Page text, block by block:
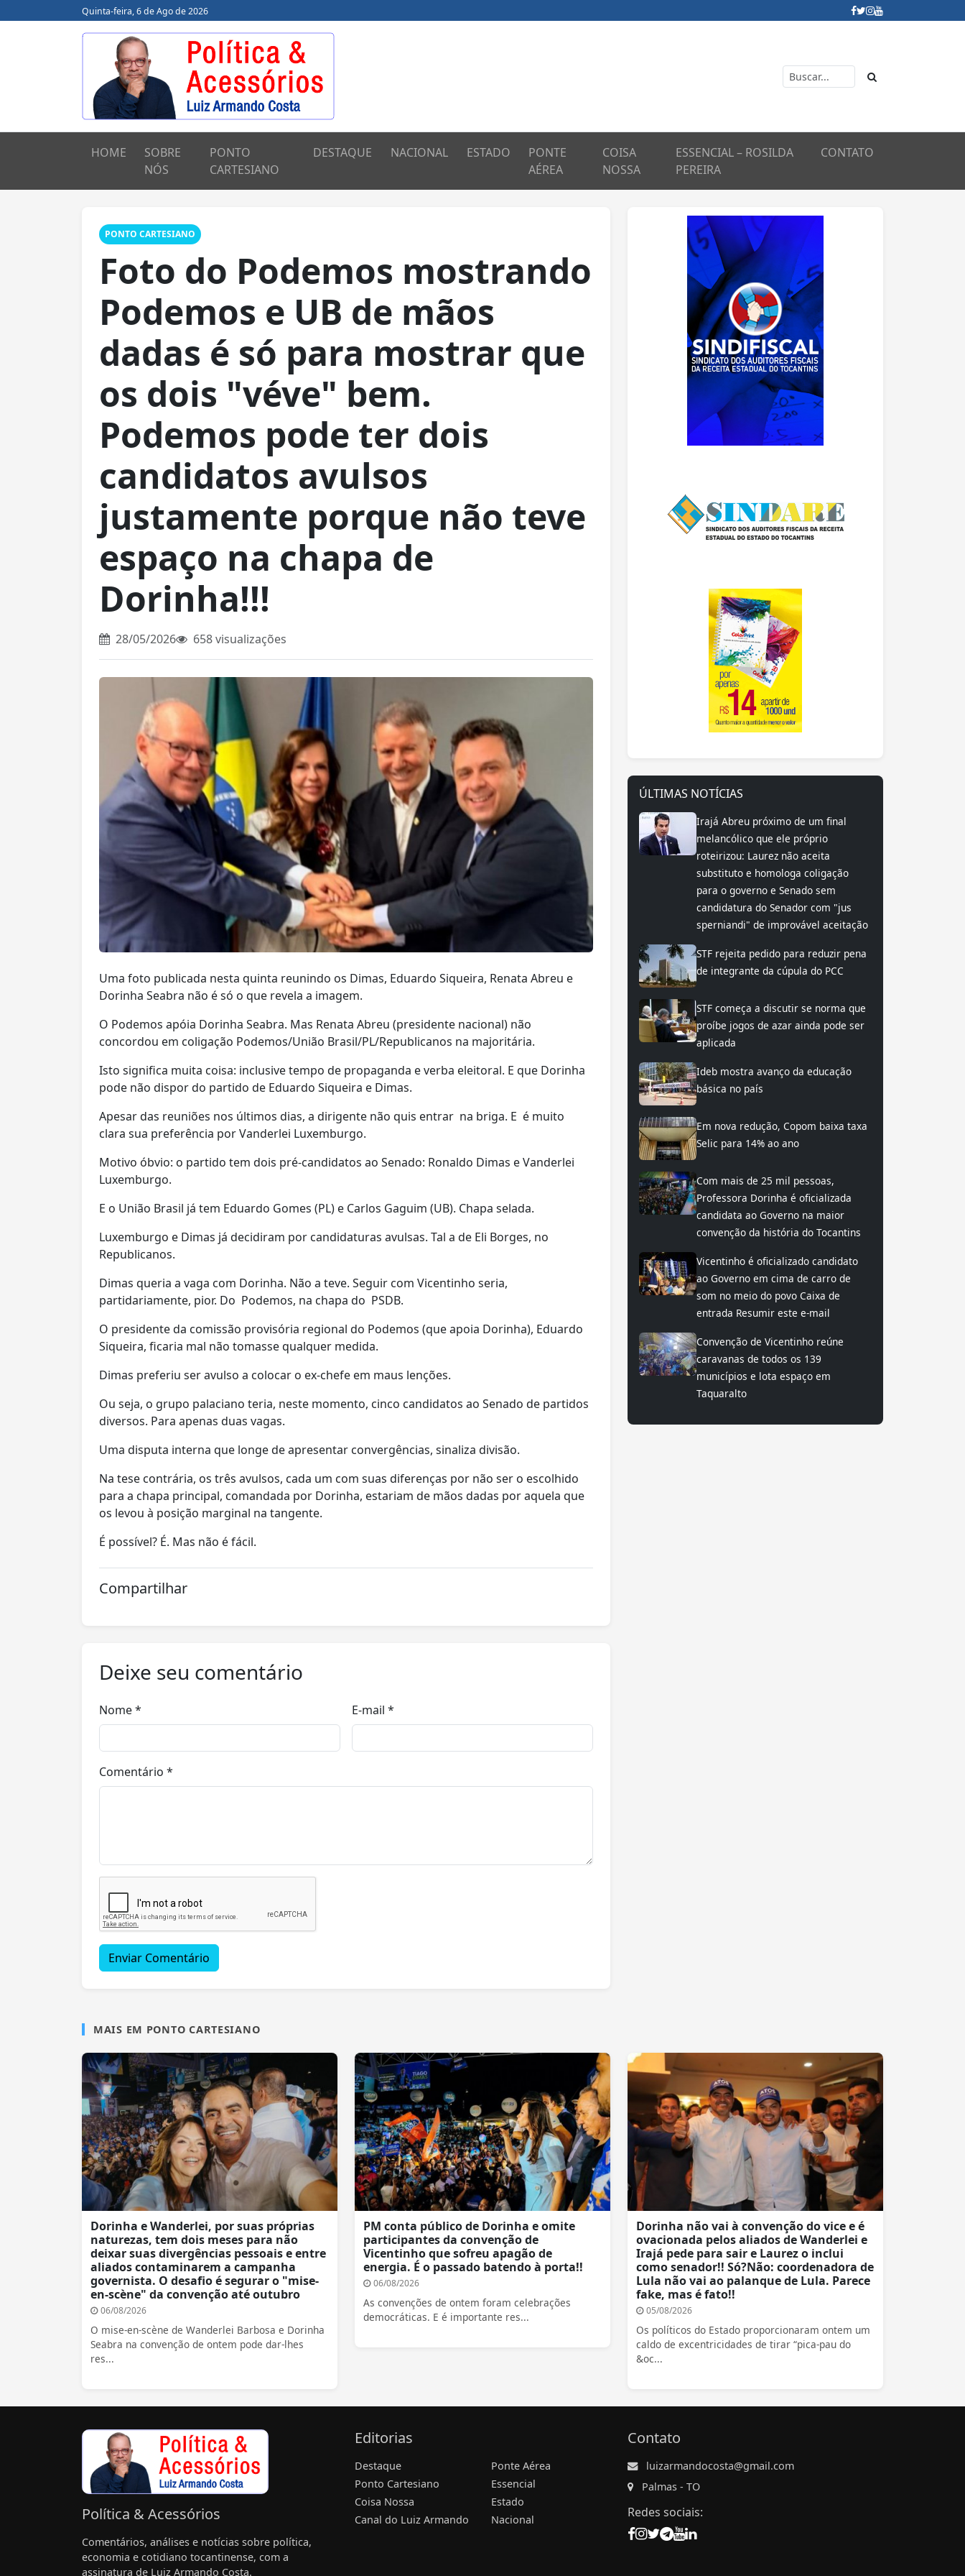
Quinta-feira, 6 de Ago de 2026
HOME
SOBRE
NÓS
PONTO
CARTESIANO
DESTAQUE NACIONAL ESTADO
PONTE
AÉREA
COISA
NOSSA
ESSENCIAL – ROSILDA
PEREIRA
CONTATO
PONTO CARTESIANO
Foto do Podemos mostrando
Podemos e UB de mãos
dadas é só para mostrar que
os dois "véve" bem.
Podemos pode ter dois
candidatos avulsos
justamente porque não teve
espaço na chapa de
Dorinha!!!
28/05/2026 658 visualizações
Uma foto publicada nesta quinta reunindo os Dimas, Eduardo Siqueira, Renata Abreu e
Dorinha Seabra não é só o que revela a imagem.
O Podemos apóia Dorinha Seabra. Mas Renata Abreu (presidente nacional) não
concordou em coligação Podemos/União Brasil/PL/Republicanos na majoritária.
Isto significa muita coisa: inclusive tempo de propaganda e verba eleitoral. E que Dorinha
pode não dispor do partido de Eduardo Siqueira e Dimas.
Apesar das reuniões nos últimos dias, a dirigente não quis entrar na briga. E é muito
clara sua preferência por Vanderlei Luxemburgo.
Motivo óbvio: o partido tem dois pré-candidatos ao Senado: Ronaldo Dimas e Vanderlei
Luxemburgo.
E o União Brasil já tem Eduardo Gomes (PL) e Carlos Gaguim (UB). Chapa selada.
Luxemburgo e Dimas já decidiram por candidaturas avulsas. Tal a de Eli Borges, no
Republicanos.
Dimas queria a vaga com Dorinha. Não a teve. Seguir com Vicentinho seria,
partidariamente, pior. Do Podemos, na chapa do PSDB.
O presidente da comissão provisória regional do Podemos (que apoia Dorinha), Eduardo
Siqueira, ficaria mal não tomasse qualquer medida.
Dimas preferiu ser avulso a colocar o ex-chefe em maus lenções.
Ou seja, o grupo palaciano teria, neste momento, cinco candidatos ao Senado de partidos
diversos. Para apenas duas vagas.
Uma disputa interna que longe de apresentar convergências, sinaliza divisão.
Na tese contrária, os três avulsos, cada um com suas diferenças por não ser o escolhido
para a chapa principal, comandada por Dorinha, estariam de mãos dadas por aquela que
os levou à posição marginal na tangente.
É possível? É. Mas não é fácil.
Compartilhar
Deixe seu comentário
Nome * E-mail *
Comentário *
Enviar Comentário
ÚLTIMAS NOTÍCIAS
Irajá Abreu próximo de um final
melancólico que ele próprio
roteirizou: Laurez não aceita
substituto e homologa coligação
para o governo e Senado sem
candidatura do Senador com "jus
sperniandi" de improvável aceitação
STF rejeita pedido para reduzir pena
de integrante da cúpula do PCC
STF começa a discutir se norma que
proíbe jogos de azar ainda pode ser
aplicada
Ideb mostra avanço da educação
básica no país
Em nova redução, Copom baixa taxa
Selic para 14% ao ano
Com mais de 25 mil pessoas,
Professora Dorinha é oficializada
candidata ao Governo na maior
convenção da história do Tocantins
Vicentinho é oficializado candidato
ao Governo em cima de carro de
som no meio do povo Caixa de
entrada Resumir este e-mail
Convenção de Vicentinho reúne
caravanas de todos os 139
municípios e lota espaço em
Taquaralto
MAIS EM PONTO CARTESIANO
Dorinha e Wanderlei, por suas próprias
naturezas, tem dois meses para não
deixar suas divergências pessoais e entre
aliados contaminarem a campanha
governista. O desafio é segurar o "mise-
en-scène" da convenção até outubro
06/08/2026
O mise-en-scène de Wanderlei Barbosa e Dorinha
Seabra na convenção de ontem pode dar-lhes
res...
PM conta público de Dorinha e omite
participantes da convenção de
Vicentinho que sofreu apagão de
energia. É o passado batendo à porta!!
06/08/2026
As convenções de ontem foram celebrações
democráticas. E é importante res...
Dorinha não vai à convenção do vice e é
ovacionada pelos aliados de Wanderlei e
Irajá pede para sair e Laurez o inclui
como senador!! Só?Não: coordenadora de
Lula não vai ao palanque de Lula. Parece
fake, mas é fato!!
05/08/2026
Os políticos do Estado proporcionaram ontem um
caldo de excentricidades de tirar “pica-pau do
&oc...
Política & Acessórios
Comentários, análises e notícias sobre política,
economia e cotidiano tocantinense, com a
assinatura de Luiz Armando Costa.
Editorias
Destaque
Ponto Cartesiano
Coisa Nossa
Canal do Luiz Armando
Ponte Aérea
Essencial
Estado
Nacional
Contato
luizarmandocosta@gmail.com
Palmas - TO
Redes sociais: